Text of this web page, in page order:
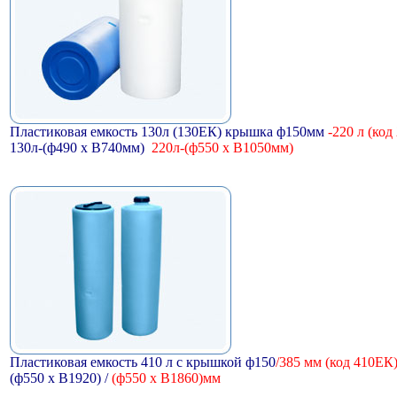
Пластиковая емкость 130л (130ЕК) крышка ф150мм -220 л
130л-(ф490 х В740мм) 220л-(ф550 х В1050мм)
Пластиковая емкость 410 л с крышкой ф150/385 мм (код 410ЕК)
(ф550 х В1920) / (ф550 х В1860)мм